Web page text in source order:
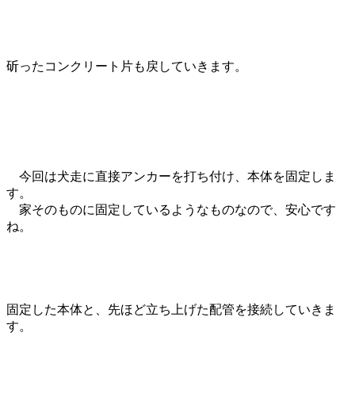
斫ったコンクリート片も戻していきます。
今回は犬走に直接アンカーを打ち付け、本体を固定しま
す。
家そのものに固定しているようなものなので、安心です
ね。
固定した本体と、先ほど立ち上げた配管を接続していきま
す。